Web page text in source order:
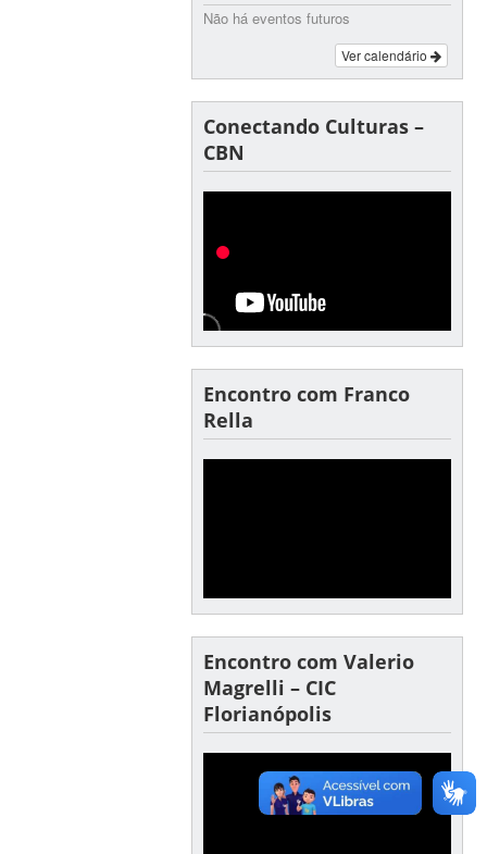
Não há eventos futuros
Ver calendário
Conectando Culturas –
CBN
Encontro com Franco
Rella
Encontro com Valerio
Magrelli – CIC
Florianópolis